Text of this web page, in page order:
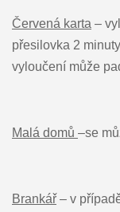
Červená karta –
přesilovka 2
vyloučení může
Malá domů –se
Brankář– v